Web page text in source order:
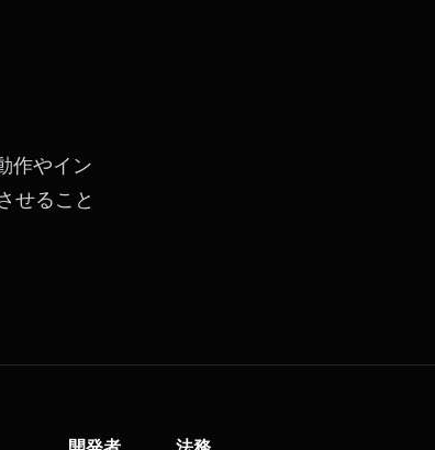
作やイン
せること